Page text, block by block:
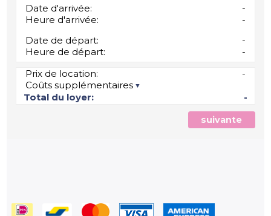
Date d'arrivée:
-
Heure d'arrivée:
-
Date de départ:
-
Heure de départ:
-
Prix de location:
-
Coûts supplémentaires
Total du loyer:
-
suivante